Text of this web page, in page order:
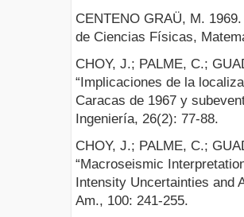
CENTENO GRAÜ, M.
de Ciencias Físicas,
CHOY, J.; PALME, C.;
“Implicaciones de la
Caracas de 1967 y
Ingeniería, 26(2): 77-88.
CHOY, J.; PALME, C.;
“Macroseismic
Intensity Uncertainties and
Am., 100: 241-255.